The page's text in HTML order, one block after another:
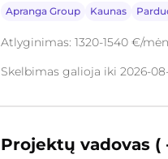
Apranga Group Kaunas
Atlyginimas: 1320-1540 €/
Skelbimas galioja iki 2026-
Projektų vadovas (